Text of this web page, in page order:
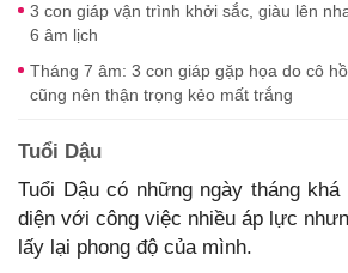
3 con giáp vận trình khởi sắc, giàu lên
6 âm lịch
Tháng 7 âm: 3 con giáp gặp họa do cô
cũng nên thận trọng kẻo mất trắng
Tuổi Dậu
Tuổi Dậu có những ngày tháng
diện với công việc nhiều áp lực
lấy lại phong độ của mình.